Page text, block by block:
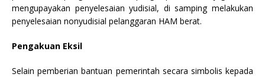
mengupayakan penyelesaian yudisial, di samping melakukan
penyelesaian nonyudisial pelanggaran HAM berat.
Pengakuan Eksil
Selain pemberian bantuan pemerintah secara simbolis kepada